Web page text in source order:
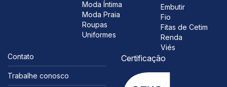
Moda Íntima
Moda Praia
Roupas
Uniformes
Embutir
Fio
Fitas de Cetim
Renda
Viés
Contato
Trabalhe conosco
Certificação